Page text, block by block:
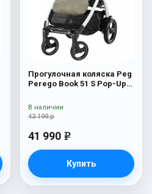
Прогулочная коляска Peg
Perego Book 51 S Pop-Up
White/Black) Geo Beige
43 199 р
41 990 e
Купить
В наличии